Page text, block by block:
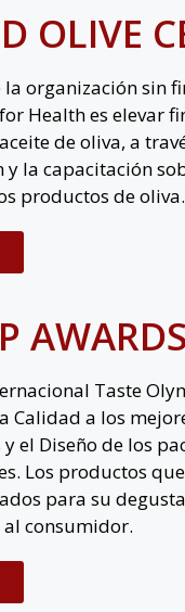
OLIVE
la organización sin
Health es elevar
de oliva, a
y la capacitación
productos de oliva.
AWARDS
Taste
Calidad a los
el Diseño de los
Los productos
para su
consumidor.